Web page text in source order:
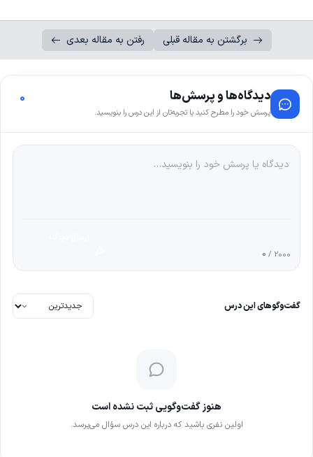
برگشتن به مقاله قبلی رفتن به مقاله بعدی
دیدگاه‌ها و پرسش‌ها
پرسش خود را مطرح کنید یا تجربه‌تان از این درس را بنویسید.
0
0 / 2000
گفت‌وگوهای این درس
هنوز گفت‌وگویی ثبت نشده است
اولین نفری باشید که درباره این درس سؤال می‌پرسد.